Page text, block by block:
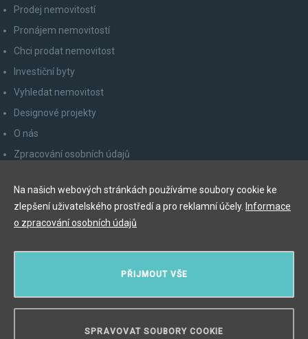
Prodej nemovitostí
Pronájem nemovitostí
Chci prodat nemovitost
Investiční byty
Vyhledat nemovitost
Designové projekty
O nás
Zpracování osobních údajů
Odhlášení z newsletteru
Myslíková 245/3, 110 00 Praha 1
PŘIJMOUT VŠE
SPRAVOVAT SOUBORY COOKIE
Na našich webových stránkách používáme soubory cookie ke
zlepšení uživatelského prostředí a pro reklamní účely. Informace
o zpracování osobních údajů